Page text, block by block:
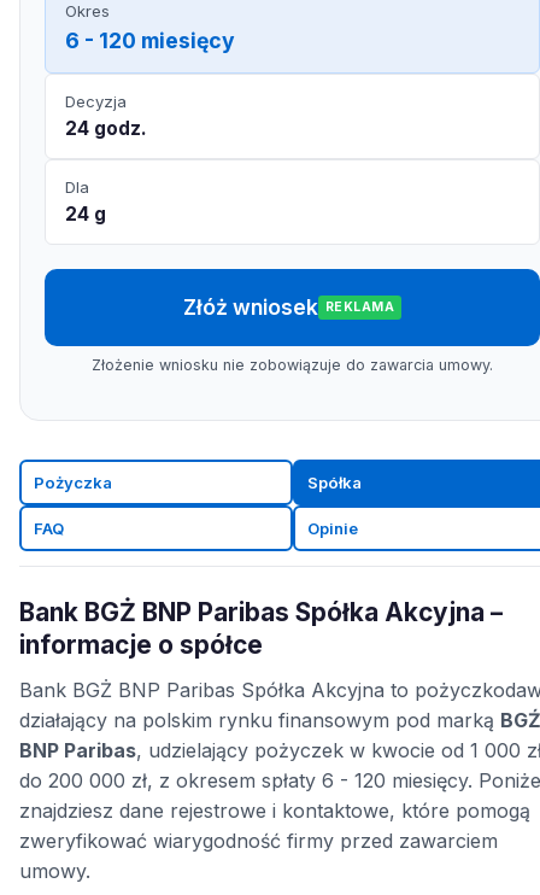
Okres
6 - 120 miesięcy
Decyzja
24 godz.
Dla
24 g
Złóż wniosek REKLAMA
Złożenie wniosku nie zobowiązuje do zawarcia umowy.
Pożyczka Spółka
FAQ Opinie
Bank BGŻ BNP Paribas Spółka Akcyjna –
informacje o spółce
Bank BGŻ BNP Paribas Spółka Akcyjna to
działający na polskim rynku finansowym pod marką BGŹ
BNP Paribas, udzielający pożyczek w kwocie od 1 000
do 200 000 zł, z okresem spłaty 6 - 120 miesięcy.
znajdziesz dane rejestrowe i kontaktowe, które pomogą
zweryfikować wiarygodność firmy przed zawarciem
umowy.